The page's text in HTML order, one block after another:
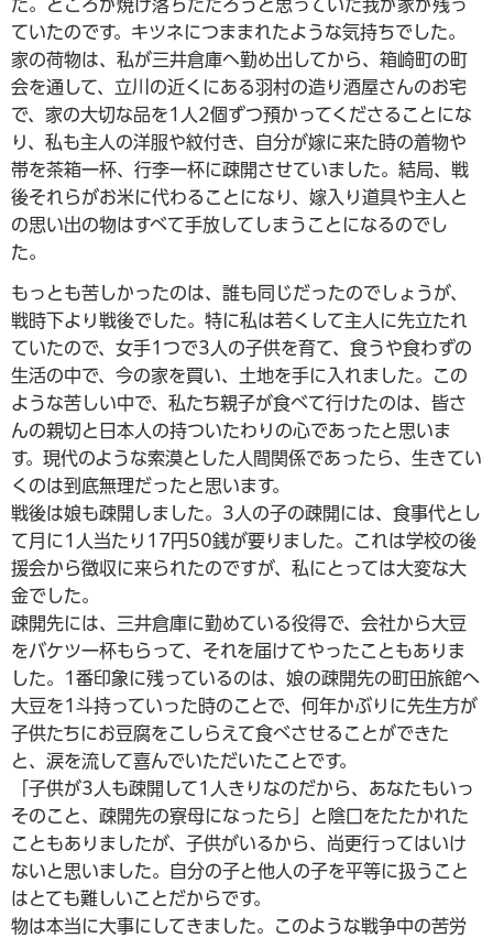
た。ところが焼け落ちただろうと思っていた我が家が残っ
ていたのです。キツネにつままれたような気持ちでした。
家の荷物は、私が三井倉庫へ勤め出してから、箱崎町の町
会を通して、立川の近くにある羽村の造り酒屋さんのお宅
で、家の大切な品を1人2個ずつ預かってくださることにな
り、私も主人の洋服や紋付き、自分が嫁に来た時の着物や
帯を茶箱一杯、行李一杯に疎開させていました。結局、戦
後それらがお米に代わることになり、嫁入り道具や主人と
の思い出の物はすべて手放してしまうことになるのでし
た。
もっとも苦しかったのは、誰も同じだったのでしょうが、
戦時下より戦後でした。特に私は若くして主人に先立たれ
ていたので、女手1つで3人の子供を育て、食うや食わずの
生活の中で、今の家を買い、土地を手に入れました。この
ような苦しい中で、私たち親子が食べて行けたのは、皆さ
んの親切と日本人の持ついたわりの心であったと思いま
す。現代のような索漠とした人間関係であったら、生きてい
くのは到底無理だったと思います。
戦後は娘も疎開しました。3人の子の疎開には、食事代とし
て月に1人当たり17円50銭が要りました。これは学校の後
援会から徴収に来られたのですが、私にとっては大変な大
金でした。
疎開先には、三井倉庫に勤めている役得で、会社から大豆
をバケツ一杯もらって、それを届けてやったこともありま
した。1番印象に残っているのは、娘の疎開先の町田旅館へ
大豆を1斗持っていった時のことで、何年かぶりに先生方が
子供たちにお豆腐をこしらえて食べさせることができた
と、涙を流して喜んでいただいたことです。
「子供が3人も疎開して1人きりなのだから、あなたもいっ
そのこと、疎開先の寮母になったら」と陰口をたたかれた
こともありましたが、子供がいるから、尚更行ってはいけ
ないと思いました。自分の子と他人の子を平等に扱うこと
はとても難しいことだからです。
物は本当に大事にしてきました。このような戦争中の苦労